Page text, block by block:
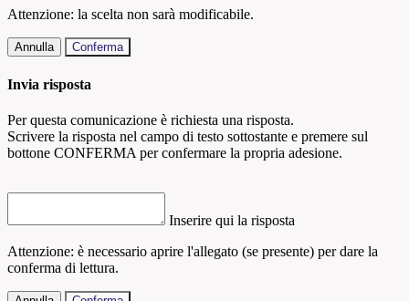
Attenzione: la scelta non sarà modificabile.
Annulla Conferma
Invia risposta
Per questa comunicazione è richiesta una risposta.
Scrivere la risposta nel campo di testo sottostante e premere sul
bottone CONFERMA per confermare la propria adesione.
Inserire qui la risposta
Attenzione: è necessario aprire l'allegato (se presente) per dare la
conferma di lettura.